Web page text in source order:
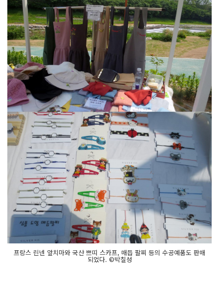
프랑스 린넨 앞치마와 국산 쁘띠 스카프, 매듭 팔찌 등의 수공예품도 판매
되었다. ©박칠성